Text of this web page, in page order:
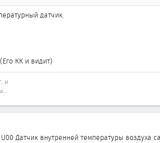
датчик.
КК и видит)
и
Датчик внутренней температуры воздуха